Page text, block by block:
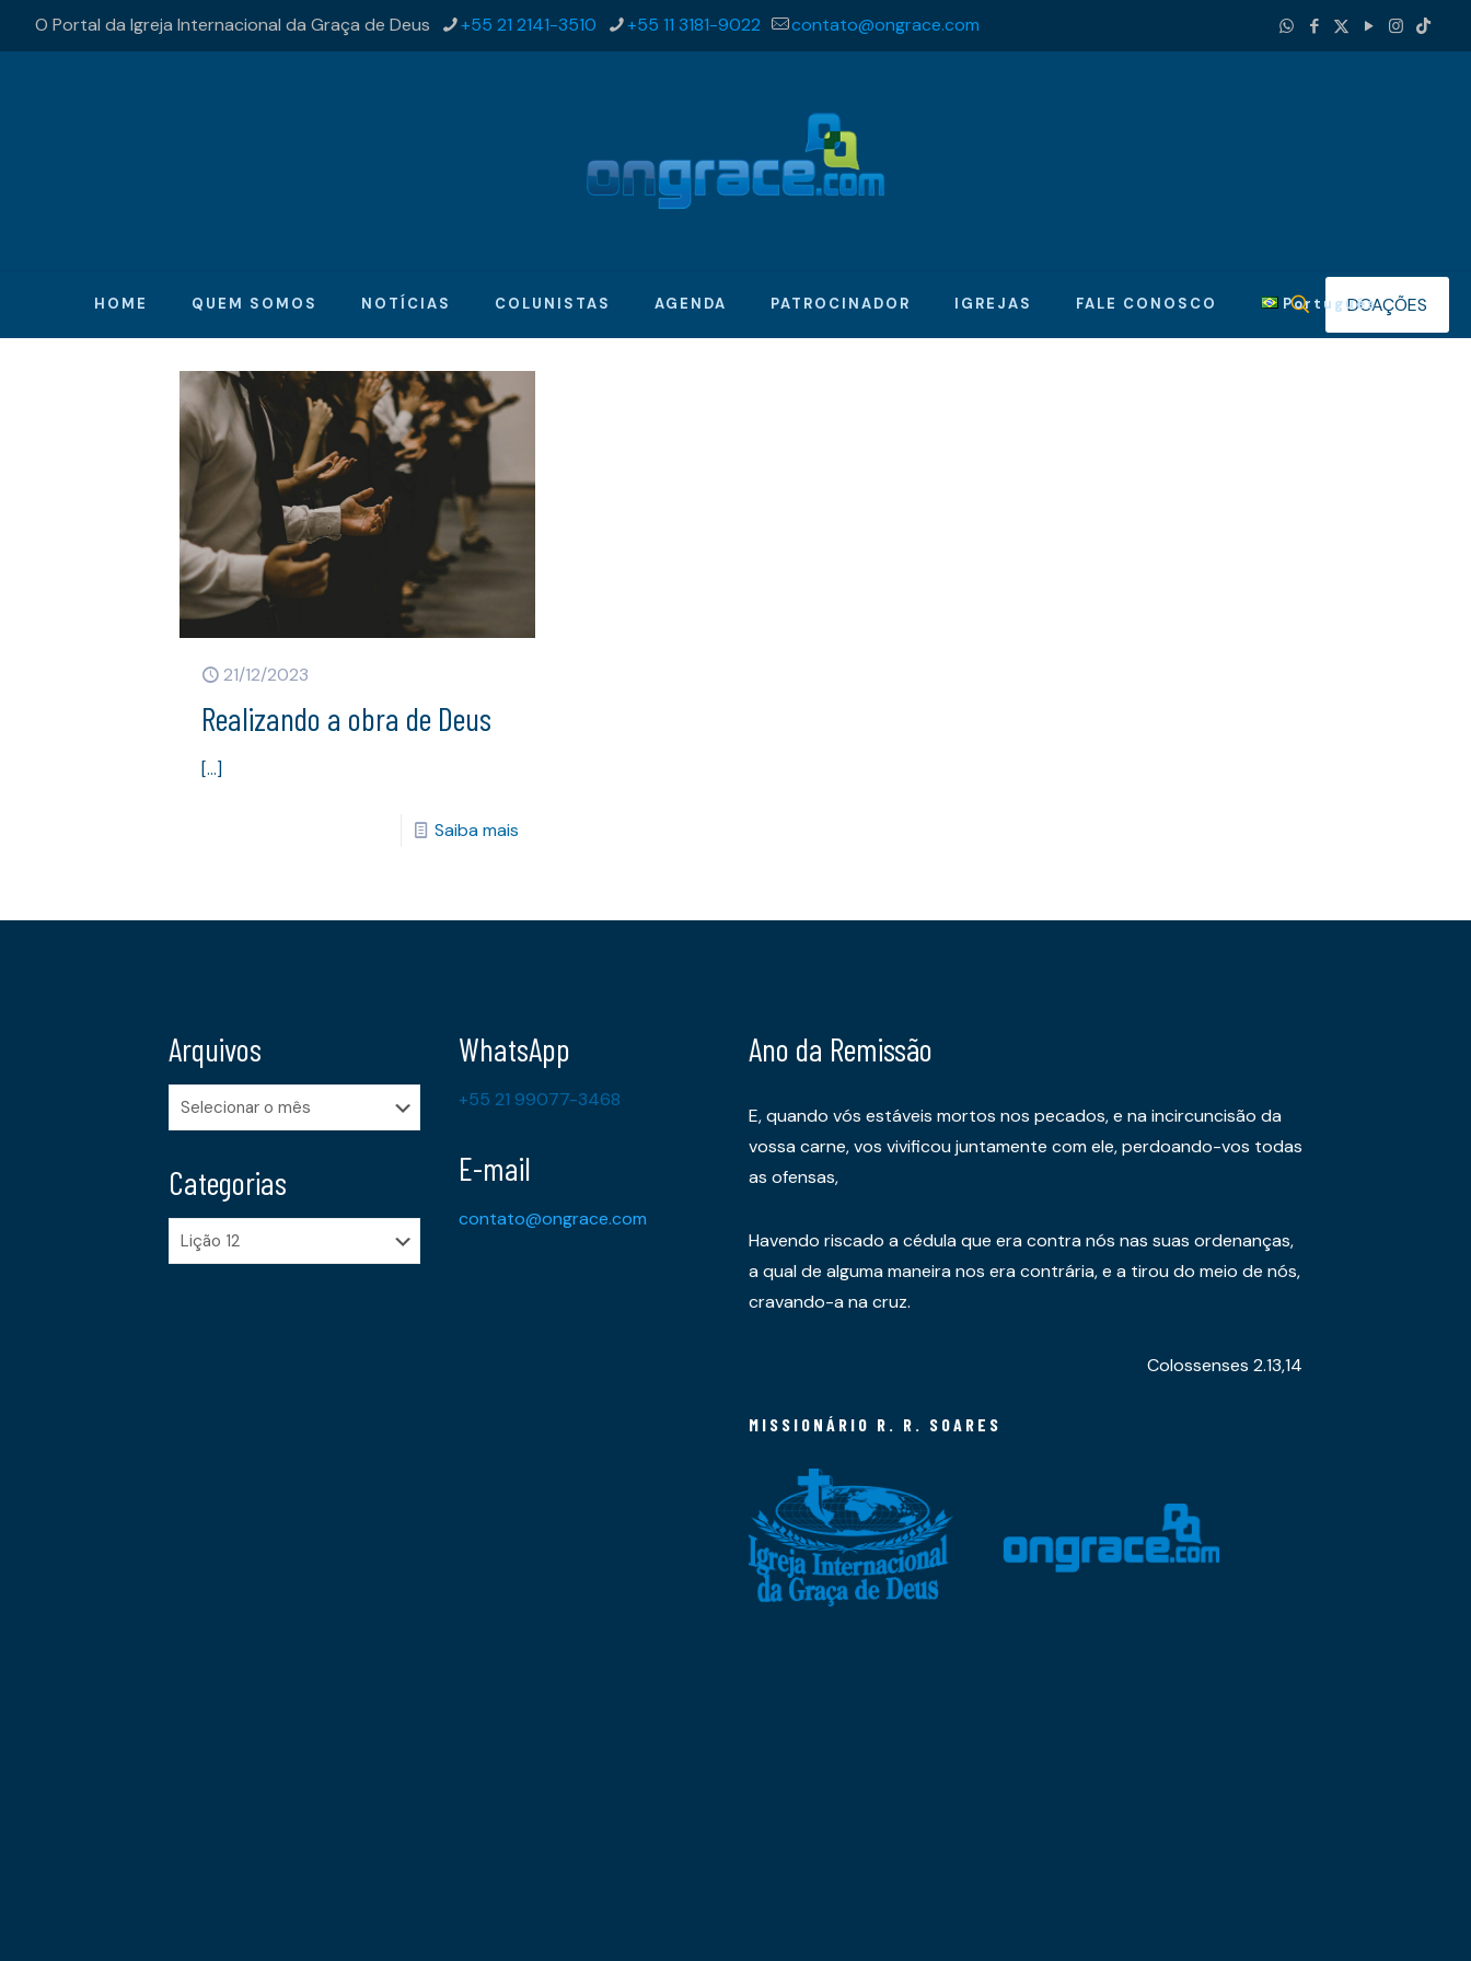
O Portal da Igreja Internacional da Graça de Deus +55 21 2141-3510 +55 11 3181-9022 contato@ongrace.com
HOME QUEM SOMOS NOTÍCIAS COLUNISTAS AGENDA PATROCINADOR IGREJAS FALE CONOSCO PortuguêsDOAÇÕES
21/12/2023
Realizando a obra de Deus
[…]
Saiba mais
Arquivos
Arquivos
Categorias
Categorias
WhatsApp
+55 21 99077-3468
E-mail
contato@ongrace.com
Ano da Remissão
E, quando vós estáveis mortos nos pecados, e na incircuncisão da
vossa carne, vos vivificou juntamente com ele, perdoando-vos todas
as ofensas,
Havendo riscado a cédula que era contra nós nas suas ordenanças,
a qual de alguma maneira nos era contrária, e a tirou do meio de nós,
cravando-a na cruz.
Colossenses 2.13,14
MISSIONÁRIO R. R. SOARES